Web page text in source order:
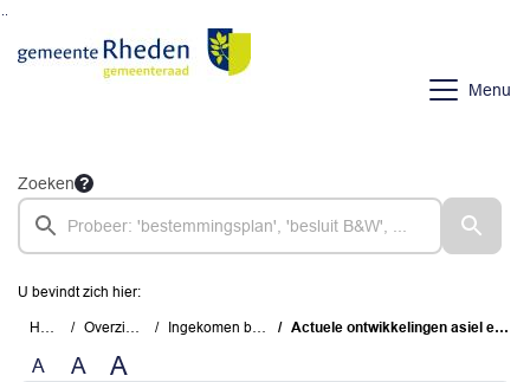
Ga naar de inhoud van deze pagina
Menu
Zoeken
U bevindt zich hier:
Home Overzichten Ingekomen brieven Actuele ontwikkelingen asiel en migratie
A A A